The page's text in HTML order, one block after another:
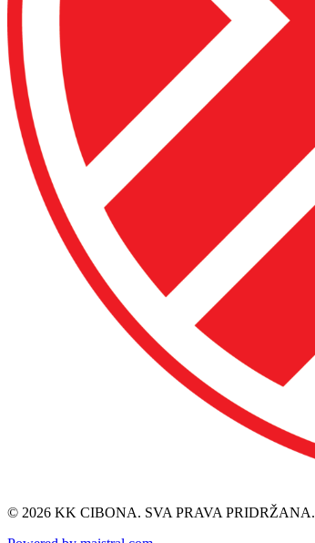
© 2026 KK CIBONA. SVA PRAVA PRIDRŽANA.